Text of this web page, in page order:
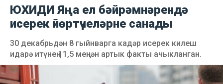
ЮХИДИ Яңа ел бәйрәмнәрендә
исерек йөртүчеләрне санады
30 декабрьдән 8 гыйнварга кадәр исерек килеш
идарә итүнең 11,5 меңнән артык факты ачыкланган.